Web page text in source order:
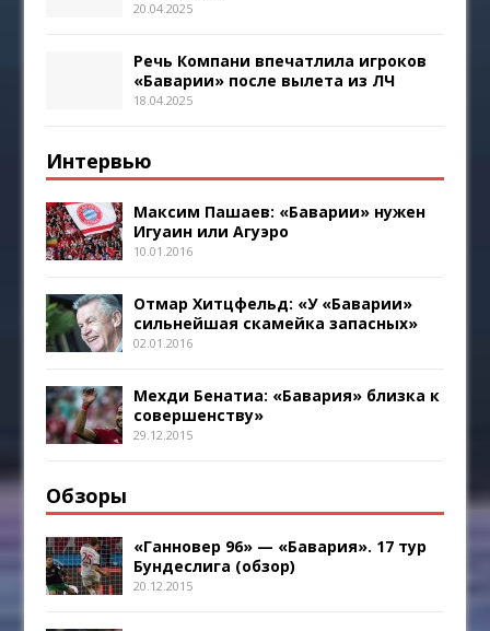
20.04.2025
Речь Компани впечатлила игроков
«Баварии» после вылета из ЛЧ
18.04.2025
Интервью
Максим Пашаев: «Баварии» нужен
Игуаин или Агуэро
10.01.2016
Отмар Хитцфельд: «У «Баварии»
сильнейшая скамейка запасных»
02.01.2016
Мехди Бенатиа: «Бавария» близка к
совершенству»
29.12.2015
Обзоры
«Ганновер 96» — «Бавария». 17 тур
Бундеслига (обзор)
20.12.2015